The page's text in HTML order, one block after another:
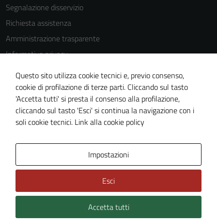
Segnalazione disservizio
Richiesta assistenza
Amministrazione trasparente
Informativa privacy
Cookie Policy
Note legali
Dichiarazione di accessibilità
Piano di miglioramento del sito
Technical Design s.r.l.
Questo sito utilizza cookie tecnici e, previo consenso,
cookie di profilazione di terze parti. Cliccando sul tasto
'Accetta tutti' si presta il consenso alla profilazione,
cliccando sul tasto 'Esci' si continua la navigazione con i
soli cookie tecnici. Link alla cookie policy
Impostazioni
Esci
Accetta tutti